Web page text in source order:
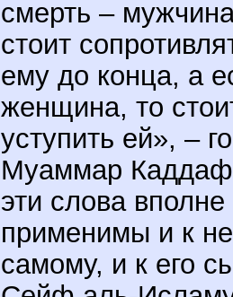
смерть –
стоит
ему до конца, а
женщина, то
уступить ей», –
Муаммар
эти слова вполне
применимы и к
самому, и к его